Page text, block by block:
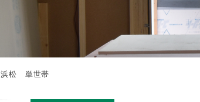
浜松 単世帯